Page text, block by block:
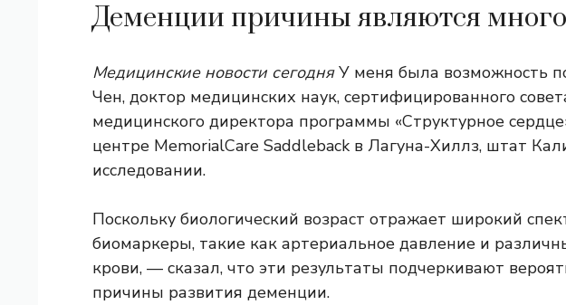
Деменции причины являются
Медицинские новости сегодняУ меня была возможность
Чен, доктор медицинских наук, сертифицированного
медицинского директора программы «Структурное
центре MemorialCare Saddleback в Лагуна-Хиллз, штат
исследовании.
Поскольку биологический возраст отражает широкий
биомаркеры, такие как артериальное давление и
крови, — сказал, что эти результаты подчеркивают
причины развития деменции.